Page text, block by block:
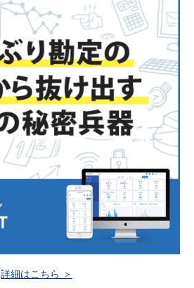
詳細はこちら ＞